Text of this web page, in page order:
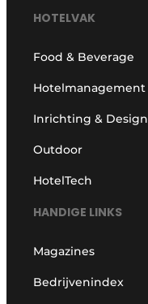
HOTELVAK
Food & Beverage
Hotelmanagement
Inrichting & Design
Outdoor
HotelTech
HANDIGE LINKS
Magazines
Bedrijvenindex